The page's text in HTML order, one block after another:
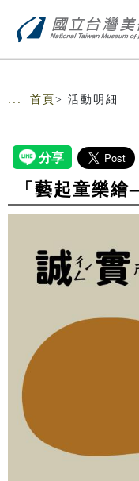
::: 首頁 > 活動明細
「藝起童樂